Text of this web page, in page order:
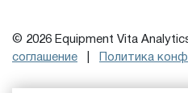
© 2026 Equipment Vita
соглашение
Политика